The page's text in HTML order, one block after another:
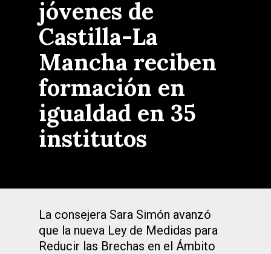
jóvenes de
Castilla-La
Mancha reciben
formación en
igualdad en 35
institutos
La consejera Sara Simón avanzó
que la nueva Ley de Medidas para
Reducir las Brechas en el Ámbito